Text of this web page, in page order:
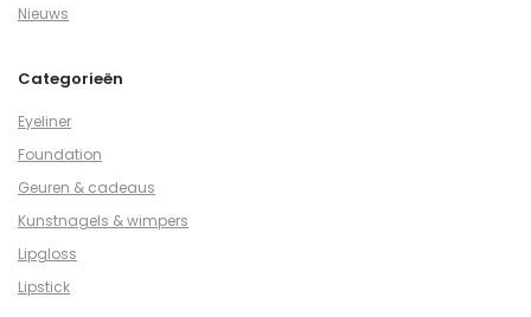
Nieuws
Categorieën
Eyeliner
Foundation
Geuren & cadeaus
Kunstnagels & wimpers
Lipgloss
Lipstick